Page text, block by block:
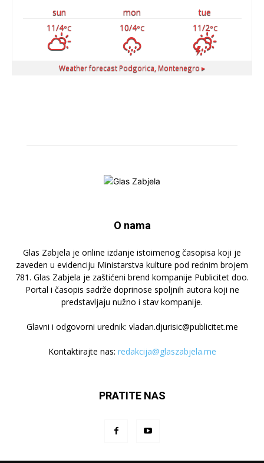
sun mon
tue
11/4°C 10/4°C 11/2°C
Weather forecast Podgorica, Montenegro ▸
O nama
Glas Zabjela je online izdanje istoimenog časopisa koji je
zaveden u evidenciju Ministarstva kulture pod rednim brojem
781. Glas Zabjela je zaštićeni brend kompanije Publicitet doo.
Portal i časopis sadrže doprinose spoljnih autora koji ne
predstavljaju nužno i stav kompanije.
Glavni i odgovorni urednik: vladan.djurisic@publicitet.me
Kontaktirajte nas: redakcija@glaszabjela.me
PRATITE NAS